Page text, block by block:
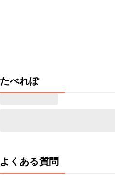
たべれぽ
よくある質問